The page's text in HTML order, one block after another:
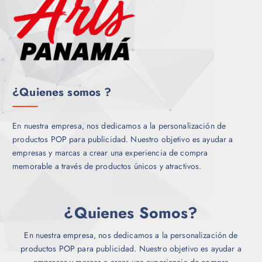
¿Quienes somos ?
En nuestra empresa, nos dedicamos a la personalización de
productos POP para publicidad. Nuestro objetivo es ayudar a
empresas y marcas a crear una experiencia de compra
memorable a través de productos únicos y atractivos.
¿Quienes Somos?
En nuestra empresa, nos dedicamos a la personalización de
productos POP para publicidad. Nuestro objetivo es ayudar a